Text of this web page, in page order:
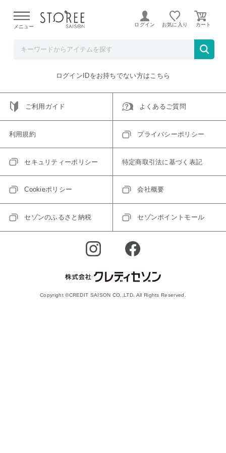
よる配送遅延が発生しております。
メニュー ログイン お気に入り
ご指定のアイテムは取り扱い終了、またはただいま取り扱い
トップへ戻る
ログインIDをお持ちでない方はこちら
ご利用ガイド よくあるご質問
利用規約 プライバシーポリシー
セキュリティーポリシー 特定商取引法に基づく表記
Cookieポリシー 会社概要
セゾンのふるさと納税 セゾンポイントモール
Copyright ©CREDIT SAISON CO.,LTD. All Rights Reserved.